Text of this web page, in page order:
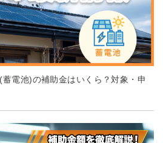
蓄電池)の補助金はいくら？対象・申